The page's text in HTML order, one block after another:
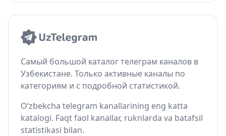
Самый большой каталог телеграм каналов в
Узбекистане. Только активные каналы по
категориям и с подробной статистикой.
O‘zbekcha telegram kanallarining eng katta
katalogi. Faqt faol kanallar, ruknlarda va batafsil
statistikasi bilan.